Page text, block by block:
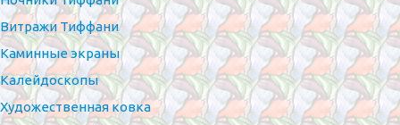
Витражи Тиффани
Каминные экраны
Калейдоскопы
Художественная ковка